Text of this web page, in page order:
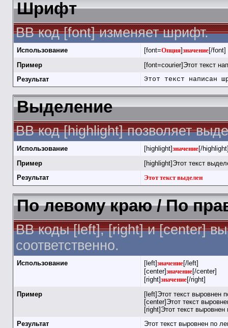
Шрифт
BB код [font] изменяет шрифт.
Использование [font=Опция]значение[/font]
Пример
[font=courier]Этот текст
Результат
Этот текст написан
Выделение
BB код [highlight] позволяет
Использование [highlight]значение[/
Пример
[highlight]Этот текст
Результат
Этот текст выделен
По левому краю / По
BB коды [left], [right] и [center]
соответственно.
Использование [left]значение[/left]
[center]значение[/center]
[right]значение[/right]
Пример
[left]Этот текст выровнен
[center]Этот текст
[right]Этот текст
Результат
Этот текст выровнен по